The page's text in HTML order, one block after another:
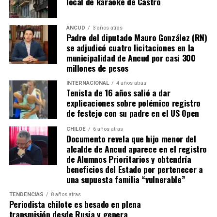
que, a diferencia del conocido dicho, en este caso, todos
los caminos conducen a… La Moneda y, mientras se
espera ese gesto por parte de la madre del pequeño
Tomás, los pasos siguen quemando los pies de Fernando
en pos de que cada kilómetro recorrido, signifique más
que una llegada a Santiago, un arribo a la cura de su hijo
Actualmente, Gómez se encuentra en Santiago
realizando trámites y participando como invitada en
distintos medios de comunicación. Aunque aún no tiene
una fecha exacta para su viaje a Estados Unidos, donde
se administra el medicamento, indicó que esperan
realizarlo «a mediados de junio».
Cabe destacar que, pese a que se logró reunir el dinero y,
por ende, la meta se cumplió, continúan circulando por
redes sociales, eventos a beneficios de Tomás Ross.
ANCUD 3 años atras
Padre del diputado Mauro González (RN)
se adjudicó cuatro licitaciones en la
municipalidad de Ancud por casi 300
millones de pesos
INTERNACIONAL 4 años atras
Tenista de 16 años salió a dar
explicaciones sobre polémico registro
de festejo con su padre en el US Open
CHILOE 6 años atras
Documento revela que hijo menor del
alcalde de Ancud aparece en el registro
de Alumnos Prioritarios y obtendría
beneficios del Estado por pertenecer a
una supuesta familia “vulnerable”
TENDENCIAS 8 años atras
Periodista chilote es besado en plena
transmisión desde Rusia y genera